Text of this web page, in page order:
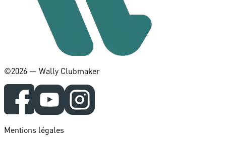
©️2026 — Wally Clubmaker
Mentions légales